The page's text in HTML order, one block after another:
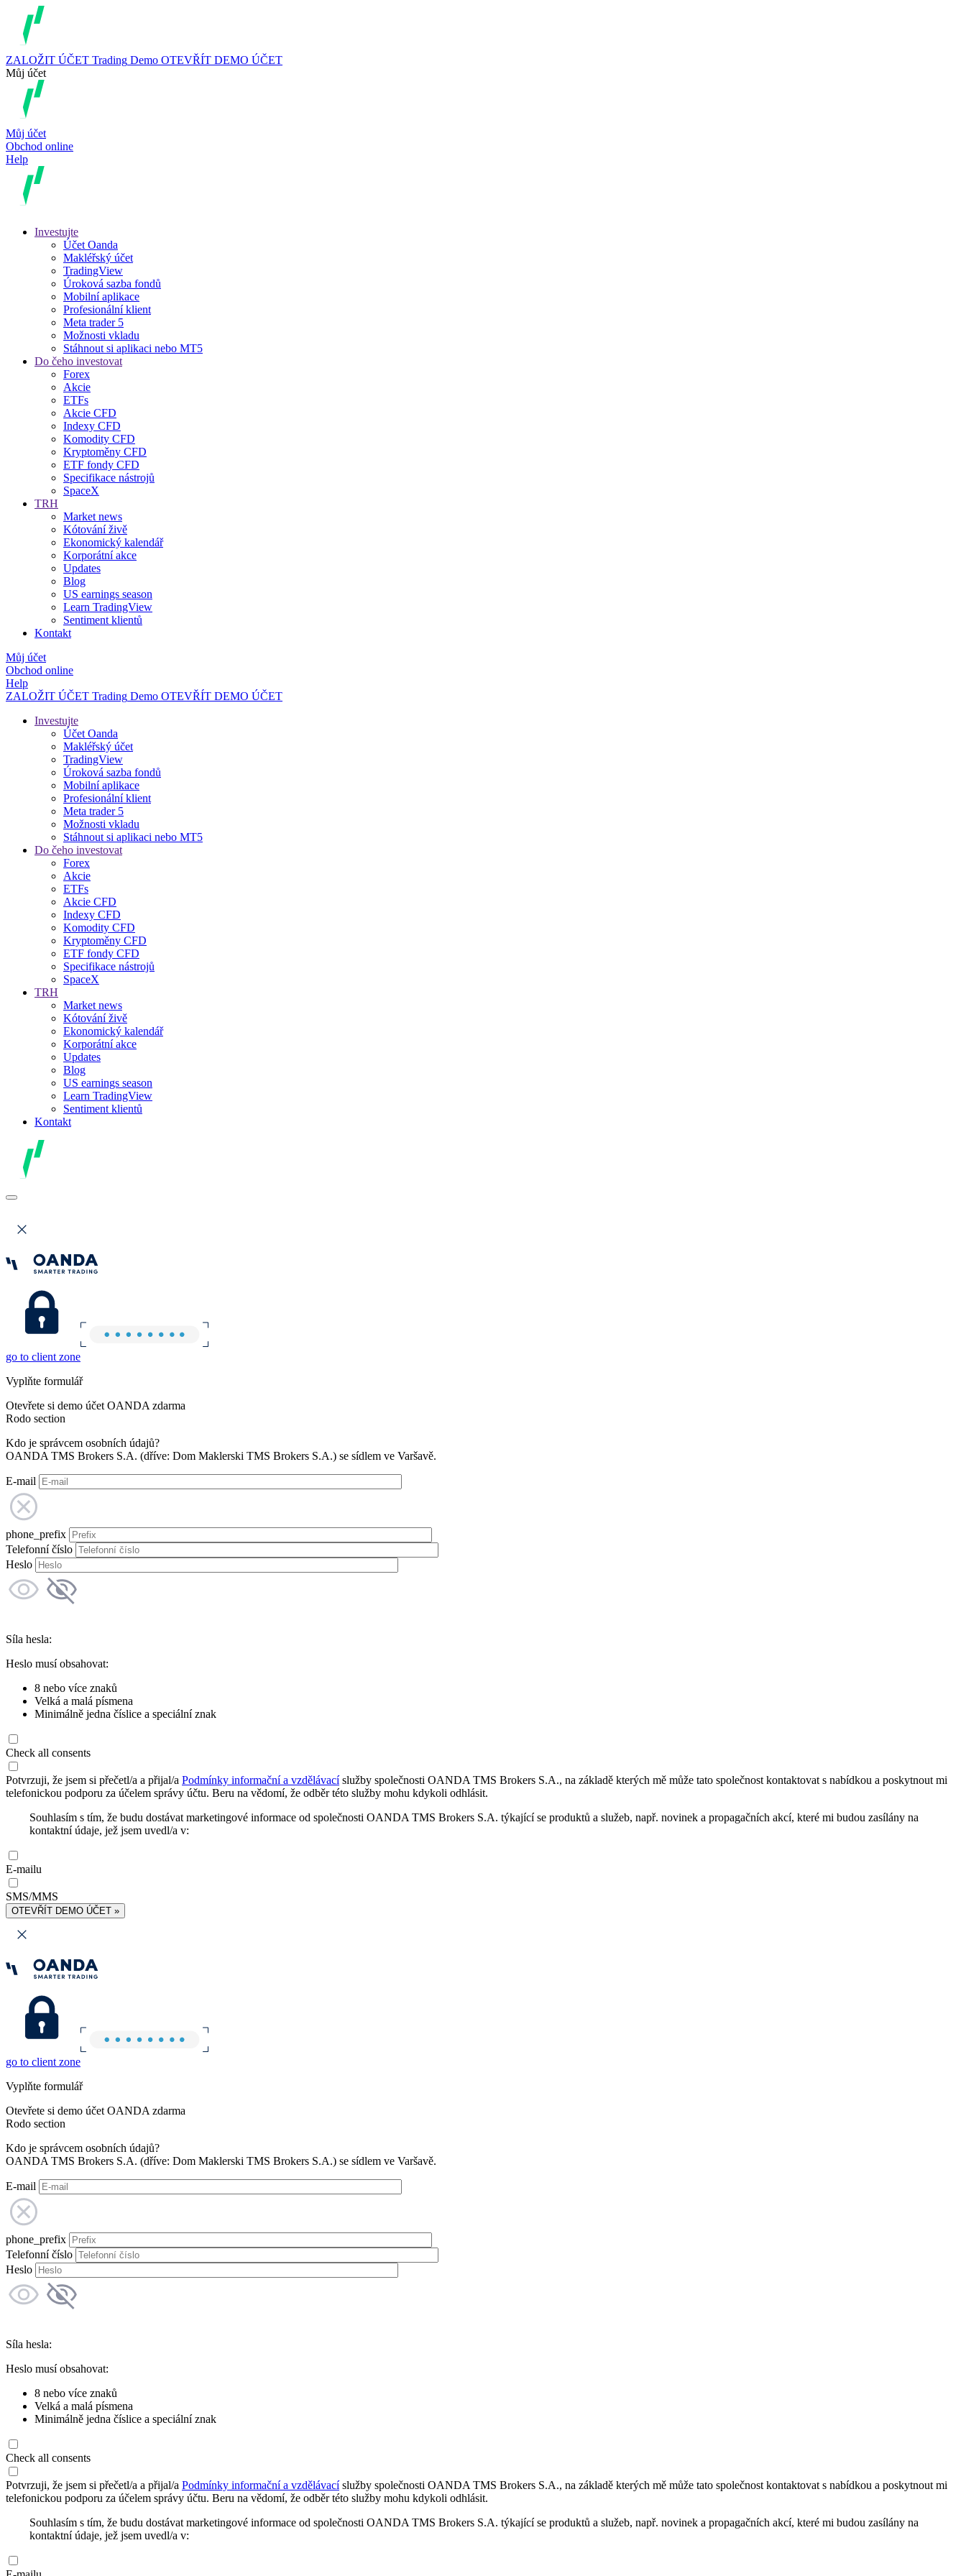
ZALOŽIT ÚČET Trading Demo OTEVŘÍT DEMO ÚČET
Můj účet
Můj účet
Obchod online
Help
Investujte
Účet Oanda
Makléřský účet
TradingView
Úroková sazba fondů
Mobilní aplikace
Profesionální klient
Meta trader 5
Možnosti vkladu
Stáhnout si aplikaci nebo MT5
Do čeho investovat
Forex
Akcie
ETFs
Akcie CFD
Indexy CFD
Komodity CFD
Kryptoměny CFD
ETF fondy CFD
Specifikace nástrojů
SpaceX
TRH
Market news
Kótování živě
Ekonomický kalendář
Korporátní akce
Updates
Blog
US earnings season
Learn TradingView
Sentiment klientů
Kontakt
Můj účet
Obchod online
Help
ZALOŽIT ÚČET Trading Demo OTEVŘÍT DEMO ÚČET
Investujte
Účet Oanda
Makléřský účet
TradingView
Úroková sazba fondů
Mobilní aplikace
Profesionální klient
Meta trader 5
Možnosti vkladu
Stáhnout si aplikaci nebo MT5
Do čeho investovat
Forex
Akcie
ETFs
Akcie CFD
Indexy CFD
Komodity CFD
Kryptoměny CFD
ETF fondy CFD
Specifikace nástrojů
SpaceX
TRH
Market news
Kótování živě
Ekonomický kalendář
Korporátní akce
Updates
Blog
US earnings season
Learn TradingView
Sentiment klientů
Kontakt
go to client zone
Vyplňte formulář
Otevřete si demo účet OANDA zdarma
Rodo section
Kdo je správcem osobních údajů?
OANDA TMS Brokers S.A. (dříve: Dom Maklerski TMS Brokers S.A.) se sídlem ve Varšavě.
E-mail
phone_prefix
Telefonní číslo
Heslo
Síla hesla:
Heslo musí obsahovat:
8 nebo více znaků
Velká a malá písmena
Minimálně jedna číslice a speciální znak
Check all consents
Potvrzuji, že jsem si přečetl/a a přijal/a Podmínky informační a vzdělávacíslužby společnosti OANDA TMS Brokers S.A., na základě kterých mě může tato společnost kontaktovat s nabídkou a poskytnout mi
telefonickou podporu za účelem správy účtu. Beru na vědomí, že odběr této služby mohu kdykoli odhlásit.
Souhlasím s tím, že budu dostávat marketingové informace od společnosti OANDA TMS Brokers S.A. týkající se produktů a služeb, např. novinek a propagačních akcí, které mi budou zasílány na
kontaktní údaje, jež jsem uvedl/a v:
E-mailu
SMS/MMS
OTEVŘÍT DEMO ÚČET »
go to client zone
Vyplňte formulář
Otevřete si demo účet OANDA zdarma
Rodo section
Kdo je správcem osobních údajů?
OANDA TMS Brokers S.A. (dříve: Dom Maklerski TMS Brokers S.A.) se sídlem ve Varšavě.
E-mail
phone_prefix
Telefonní číslo
Heslo
Síla hesla:
Heslo musí obsahovat:
8 nebo více znaků
Velká a malá písmena
Minimálně jedna číslice a speciální znak
Check all consents
Potvrzuji, že jsem si přečetl/a a přijal/a Podmínky informační a vzdělávacíslužby společnosti OANDA TMS Brokers S.A., na základě kterých mě může tato společnost kontaktovat s nabídkou a poskytnout mi
telefonickou podporu za účelem správy účtu. Beru na vědomí, že odběr této služby mohu kdykoli odhlásit.
Souhlasím s tím, že budu dostávat marketingové informace od společnosti OANDA TMS Brokers S.A. týkající se produktů a služeb, např. novinek a propagačních akcí, které mi budou zasílány na
kontaktní údaje, jež jsem uvedl/a v: